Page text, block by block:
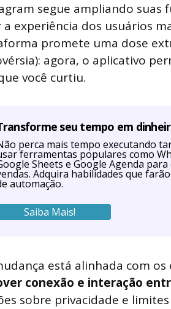
segue ampliando
experiência dos usuários
promete uma dose
agora, o aplicativo
você curtiu.
seu tempo em
perca mais tempo executando
ferramentas populares como
Sheets e Google Agenda
Adquira habilidades que
automação.
Saiba Mais!
está alinhada com
conexão e interação
sobre privacidade e limites